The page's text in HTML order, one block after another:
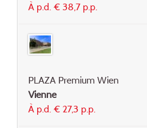
À p.d. € 38,7 p.p.
PLAZA Premium Wien
Vienne
À p.d. € 27,3 p.p.